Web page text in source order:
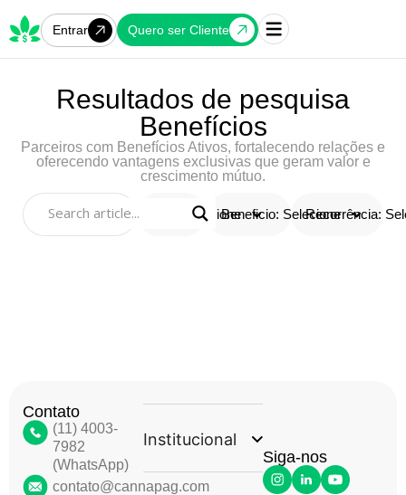
Entrar Quero ser Cliente
Resultados de pesquisa
Benefícios
Parceiros com Benefícios Ativos, fortalecendo relações e
oferecendo vantagens exclusivas que geram valor e
crescimento mútuo.
Tipo: SelecioneBeneficio: SelecioneRecorrência:
Contato
(11) 4003-
7982
(WhatsApp)
contato@cannapag.com
Institucional
Siga-nos